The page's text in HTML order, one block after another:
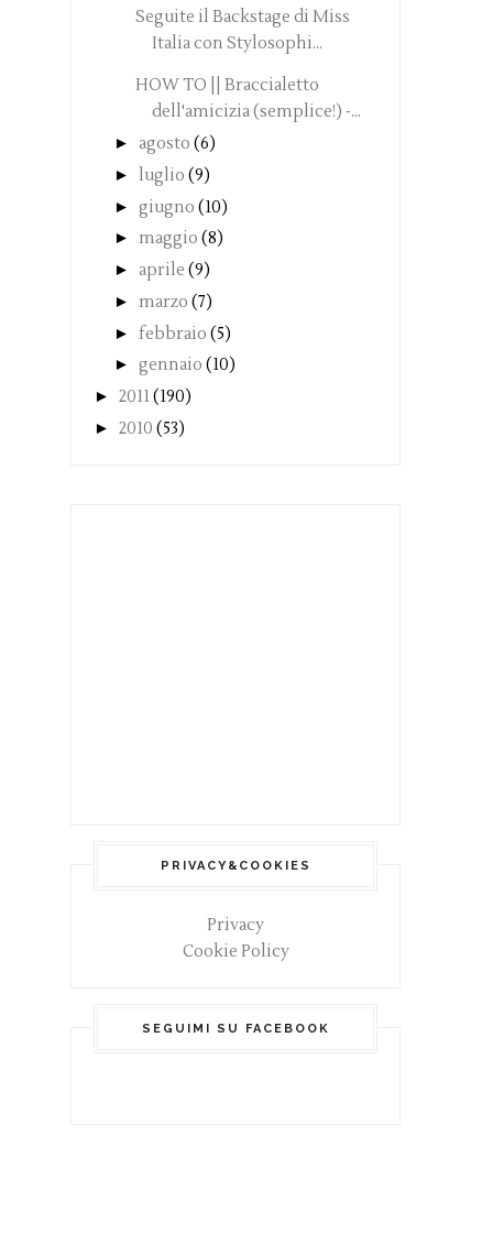
Seguite il Backstage di Miss
Italia con Stylosophi...
HOW TO || Braccialetto
dell'amicizia (semplice!) -...
► agosto (6)
► luglio (9)
► giugno (10)
► maggio (8)
► aprile (9)
► marzo (7)
► febbraio (5)
► gennaio (10)
► 2011(190)
► 2010 (53)
PRIVACY&COOKIES
Privacy
Cookie Policy
SEGUIMI SU FACEBOOK